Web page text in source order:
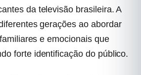
da televisão brasileira. A
gerações ao abordar
e emocionais que
forte identificação do público.